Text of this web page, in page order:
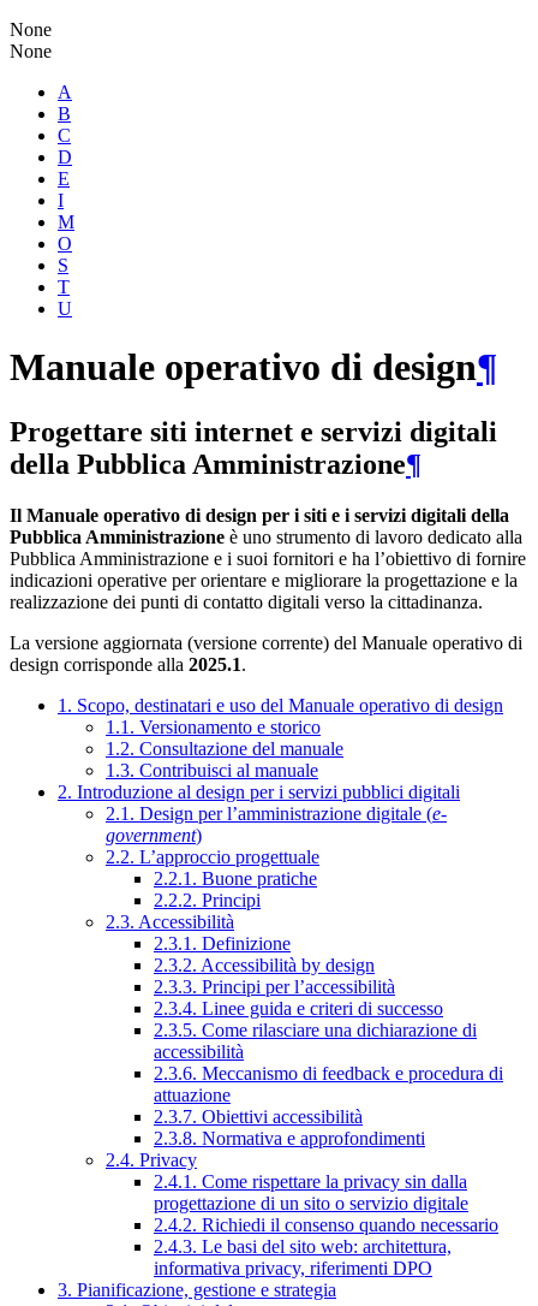
None
None
A
B
C
D
E
I
M
O
S
T
U
Manuale operativo di design¶
Progettare siti internet e servizi digitali
della Pubblica Amministrazione¶
Il Manuale operativo di design per i siti e i servizi digitali della
Pubblica Amministrazione è uno strumento di lavoro dedicato alla
Pubblica Amministrazione e i suoi fornitori e ha l’obiettivo di fornire
indicazioni operative per orientare e migliorare la progettazione e la
realizzazione dei punti di contatto digitali verso la cittadinanza.
La versione aggiornata (versione corrente) del Manuale operativo di
design corrisponde alla 2025.1.
1. Scopo, destinatari e uso del Manuale operativo di design
1.1. Versionamento e storico
1.2. Consultazione del manuale
1.3. Contribuisci al manuale
2. Introduzione al design per i servizi pubblici digitali
2.1. Design per l’amministrazione digitale (e-
government)
2.2. L’approccio progettuale
2.2.1. Buone pratiche
2.2.2. Principi
2.3. Accessibilità
2.3.1. Definizione
2.3.2. Accessibilità by design
2.3.3. Principi per l’accessibilità
2.3.4. Linee guida e criteri di successo
2.3.5. Come rilasciare una dichiarazione di
accessibilità
2.3.6. Meccanismo di feedback e procedura di
attuazione
2.3.7. Obiettivi accessibilità
2.3.8. Normativa e approfondimenti
2.4. Privacy
2.4.1. Come rispettare la privacy sin dalla
progettazione di un sito o servizio digitale
2.4.2. Richiedi il consenso quando necessario
2.4.3. Le basi del sito web: architettura,
informativa privacy, riferimenti DPO
3. Pianificazione, gestione e strategia